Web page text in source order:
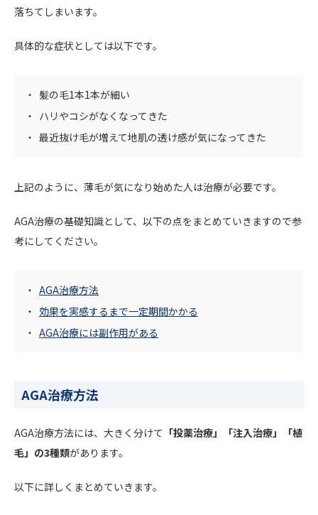
落ちてしまいます。
具体的な症状としては以下です。
髪の毛1本1本が細い
ハリやコシがなくなってきた
最近抜け毛が増えて地肌の透け感が気になってきた
上記のように、薄毛が気になり始めた人は治療が必要です。
AGA治療の基礎知識として、以下の点をまとめていきますので参
考にしてください。
AGA治療方法
効果を実感するまで一定期間かかる
AGA治療には副作用がある
AGA治療方法
AGA治療方法には、大きく分けて 「投薬治療」「注入治療」「植
毛」の3種類があります。
以下に詳しくまとめていきます。